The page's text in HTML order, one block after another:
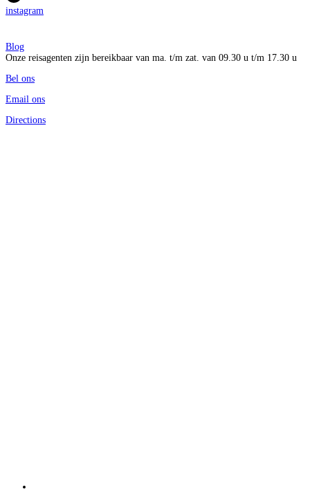
instagram
Blog
Onze reisagenten zijn bereikbaar van ma. t/m zat. van 09.30 u t/m 17.30 u
Bel ons
Email ons
Directions